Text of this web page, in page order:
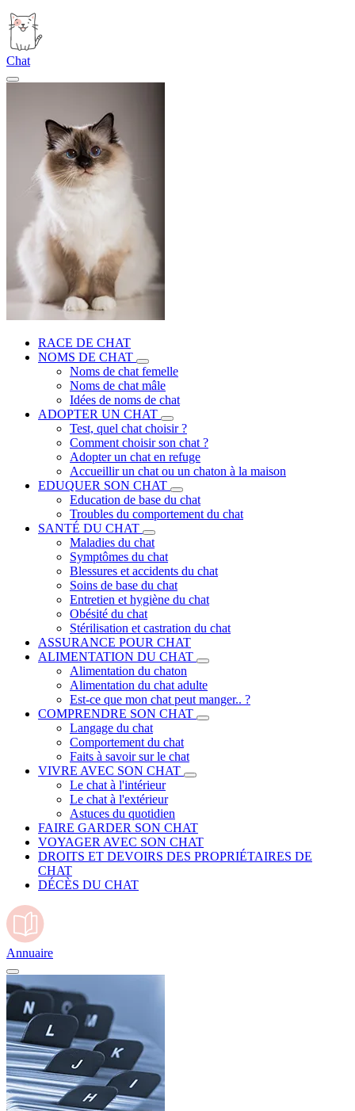
Chat
RACE DE CHAT
NOMS DE CHAT
Noms de chat femelle
Noms de chat mâle
Idées de noms de chat
ADOPTER UN CHAT
Test, quel chat choisir ?
Comment choisir son chat ?
Adopter un chat en refuge
Accueillir un chat ou un chaton à la maison
EDUQUER SON CHAT
Education de base du chat
Troubles du comportement du chat
SANTÉ DU CHAT
Maladies du chat
Symptômes du chat
Blessures et accidents du chat
Soins de base du chat
Entretien et hygiène du chat
Obésité du chat
Stérilisation et castration du chat
ASSURANCE POUR CHAT
ALIMENTATION DU CHAT
Alimentation du chaton
Alimentation du chat adulte
Est-ce que mon chat peut manger.. ?
COMPRENDRE SON CHAT
Langage du chat
Comportement du chat
Faits à savoir sur le chat
VIVRE AVEC SON CHAT
Le chat à l'intérieur
Le chat à l'extérieur
Astuces du quotidien
FAIRE GARDER SON CHAT
VOYAGER AVEC SON CHAT
DROITS ET DEVOIRS DES PROPRIÉTAIRES DE
CHAT
DÉCÈS DU CHAT
Annuaire